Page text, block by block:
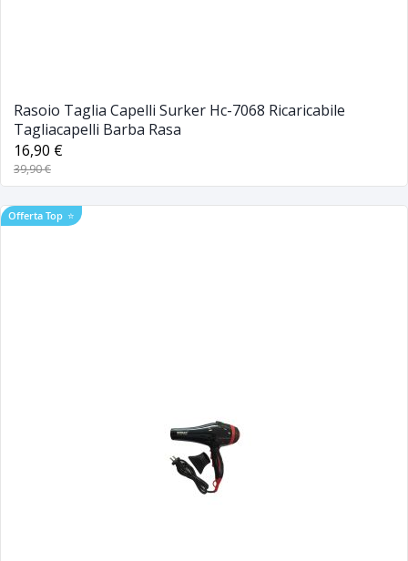
Rasoio Taglia Capelli Surker Hc-7068 Ricaricabile
Tagliacapelli Barba Rasa
16,90 €
39,90 €
Offerta Top ⭐